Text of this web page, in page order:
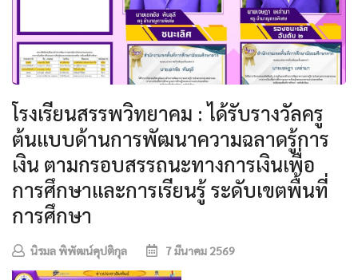
โรงเรียนสรรพวิทยาคม : ได้รับรางวัลครู
ต้นแบบด้านการพัฒนาความฉลาดรู้การ
เงิน ตามกรอบสรรถนะทางการเงินเพื่อ
การศึกษาและการเรียนรู้ ระดับเขตพื้นที่
การศึกษา
นิรมล พิพัฒน์คุปติกุล 7 มีนาคม 2569